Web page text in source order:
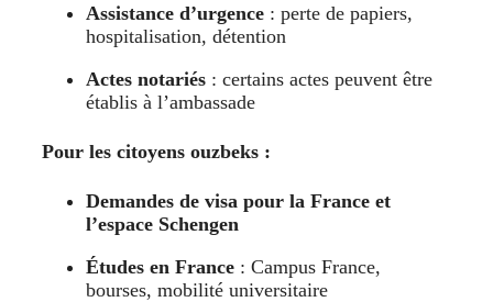
Assistance d’urgence : perte de papiers,
hospitalisation, détention
Actes notariés : certains actes peuvent être
établis à l’ambassade
Pour les citoyens ouzbeks :
Demandes de visa pour la France et
l’espace Schengen
Études en France : Campus France,
bourses, mobilité universitaire